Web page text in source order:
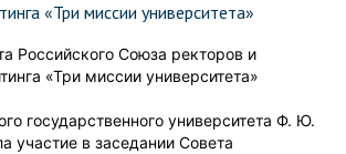
«Три миссии университета»
Российского Союза ректоров и
«Три миссии университета»
государственного университета Ф. Ю.
участие в заседании Совета